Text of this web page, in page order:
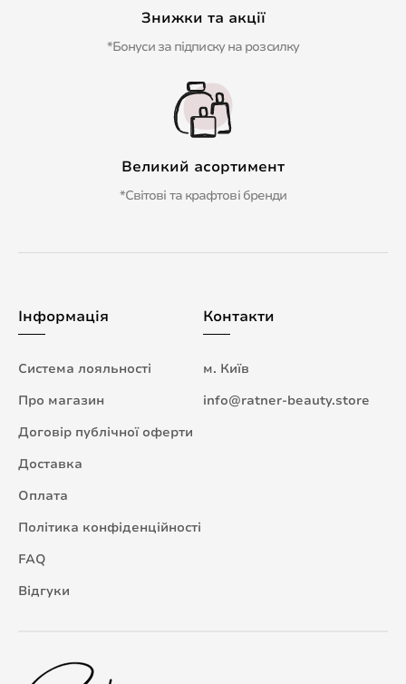
Знижки та акції
*Бонуси за підписку на розсилку
Великий асортимент
*Світові та крафтові бренди
Інформація
Система лояльності
Про магазин
Договір публічної оферти
Доставка
Оплата
Політика конфіденційності
FAQ
Відгуки
Контакти
м. Київ
info@ratner-beauty.store